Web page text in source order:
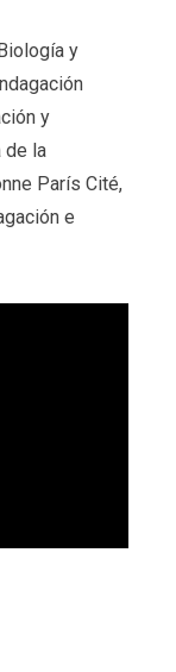
y
y
de la
París Cité,
e